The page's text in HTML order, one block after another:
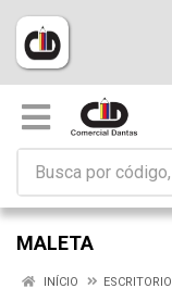
MALETA
INÍCIO ESCRITORIO